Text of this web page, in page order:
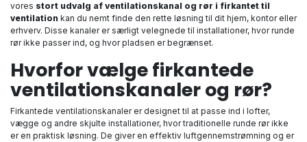
vores stort udvalg af ventilationskanal og rør i firkantet til
ventilation kan du nemt finde den rette løsning til dit hjem, kontor eller
erhverv. Disse kanaler er særligt velegnede til installationer, hvor runde
rør ikke passer ind, og hvor pladsen er begrænset.
Hvorfor vælge firkantede
ventilationskanaler og rør?
Firkantede ventilationskanaler er designet til at passe ind i lofter,
vægge og andre skjulte installationer, hvor traditionelle runde rør ikke
er en praktisk løsning. De giver en effektiv luftgennemstrømning og er